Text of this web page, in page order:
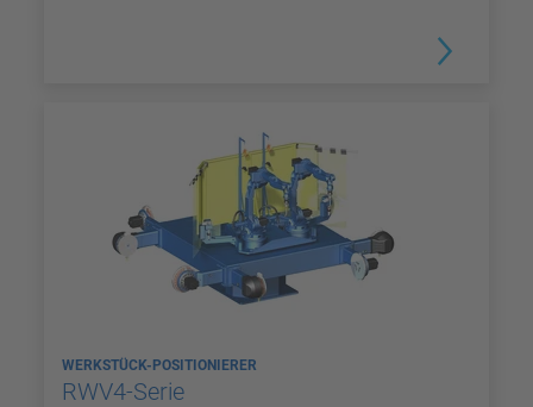
WERKSTÜCK-POSITIONIERER
RWV4-Serie